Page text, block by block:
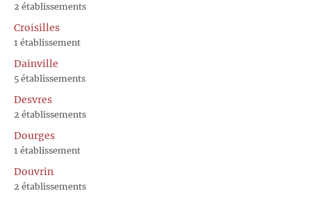
2 établissements
Croisilles
1 établissement
Dainville
5 établissements
Desvres
2 établissements
Dourges
1 établissement
Douvrin
2 établissements